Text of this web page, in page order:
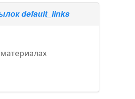
default_links